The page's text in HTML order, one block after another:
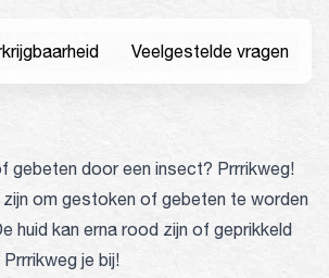
Veelgestelde vragen
gebeten door een insect? Prrrikweg!
zijn om gestoken of gebeten te worden
huid kan erna rood zijn of geprikkeld
je bij!